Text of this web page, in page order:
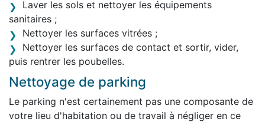
Laver les sols et nettoyer les équipements
sanitaires ;
Nettoyer les surfaces vitrées ;
Nettoyer les surfaces de contact et sortir, vider,
puis rentrer les poubelles.
Nettoyage de parking
Le parking n'est certainement pas une composante de
votre lieu d'habitation ou de travail à négliger en ce